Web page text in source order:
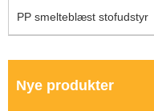
PP smelteblæst stofudstyr
Nye produkter